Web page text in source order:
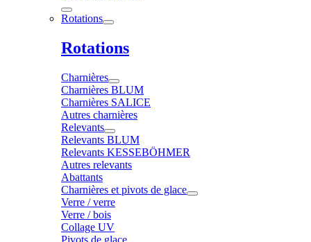
Rotations
Rotations
Charnières
Charnières BLUM
Charnières SALICE
Autres charnières
Relevants
Relevants BLUM
Relevants KESSEBÖHMER
Autres relevants
Abattants
Charnières et pivots de glace
Verre / verre
Verre / bois
Collage UV
Pivots de glace